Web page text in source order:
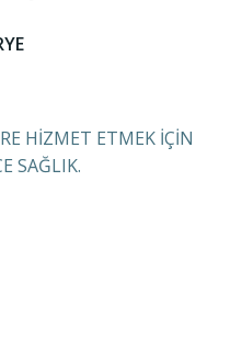
HİZMET ETMEK İÇİN
SAĞLIK.